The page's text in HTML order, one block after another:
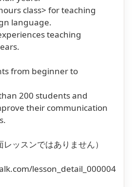
class> for teaching
language.
teaching
from beginner to
200 students and
their communication
ッスンではありません）
lesson_detail_000004